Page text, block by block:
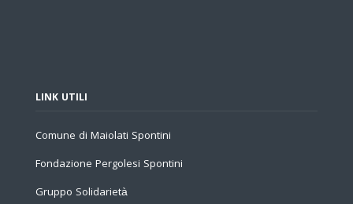
LINK UTILI
Comune di Maiolati Spontini
Fondazione Pergolesi Spontini
Gruppo Solidarietà